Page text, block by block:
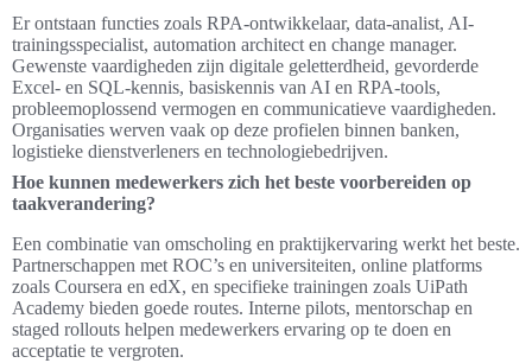
Er ontstaan functies zoals RPA-ontwikkelaar, data-analist, AI-
trainingsspecialist, automation architect en change manager.
Gewenste vaardigheden zijn digitale geletterdheid, gevorderde
Excel- en SQL-kennis, basiskennis van AI en RPA-tools,
probleemoplossend vermogen en communicatieve vaardigheden.
Organisaties werven vaak op deze profielen binnen banken,
logistieke dienstverleners en technologiebedrijven.
Hoe kunnen medewerkers zich het beste voorbereiden op
taakverandering?
Een combinatie van omscholing en praktijkervaring werkt het beste.
Partnerschappen met ROC’s en universiteiten, online platforms
zoals Coursera en edX, en specifieke trainingen zoals UiPath
Academy bieden goede routes. Interne pilots, mentorschap en
staged rollouts helpen medewerkers ervaring op te doen en
acceptatie te vergroten.